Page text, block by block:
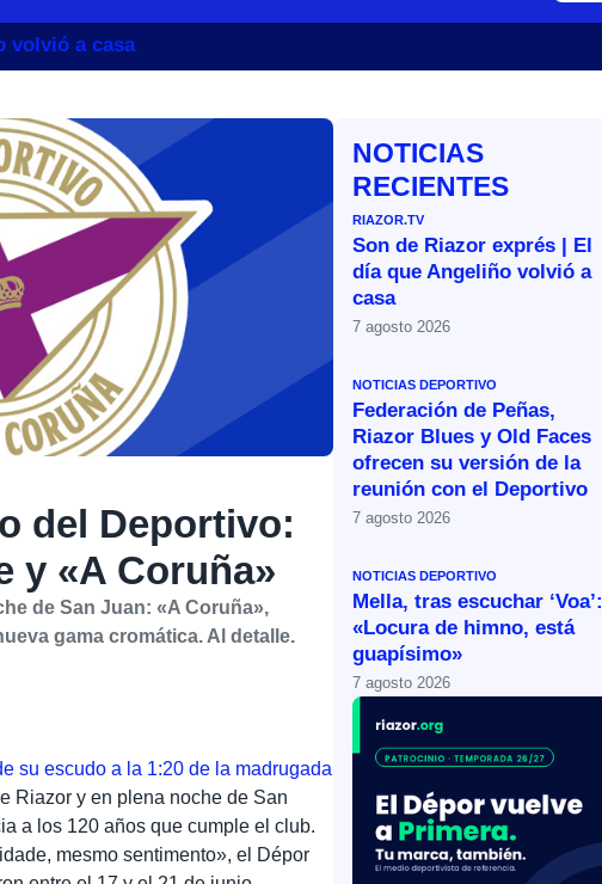
volvió a casa
del Deportivo:
y «A Coruña»
de San Juan: «A Coruña»,
gama cromática. Al detalle.
su escudo a la 1:20 de la madrugada
Riazor y en plena noche de San
a los 120 años que cumple el club.
mesmo sentimento», el Dépor
NOTICIAS
RECIENTES
RIAZOR.TV
Son de Riazor exprés | El
día que Angeliño volvió a
casa
7 agosto 2026
NOTICIAS DEPORTIVO
Federación de Peñas,
Riazor Blues y Old Faces
ofrecen su versión de la
reunión con el Deportivo
7 agosto 2026
NOTICIAS DEPORTIVO
Mella, tras escuchar ‘Voa’:
«Locura de himno, está
guapísimo»
7 agosto 2026